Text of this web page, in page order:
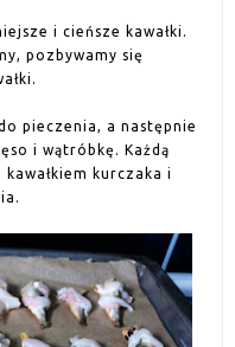
i cieńsze kawałki.
pozbywamy się
pieczenia, a następnie
i wątróbkę. Każdą
kurczaka i